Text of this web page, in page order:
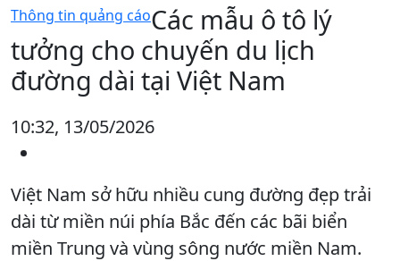
Thông tin quảng cáoCác mẫu ô tô lý
tưởng cho chuyến du lịch
đường dài tại Việt Nam
10:32, 13/05/2026
Việt Nam sở hữu nhiều cung đường đẹp trải
dài từ miền núi phía Bắc đến các bãi biển
miền Trung và vùng sông nước miền Nam.